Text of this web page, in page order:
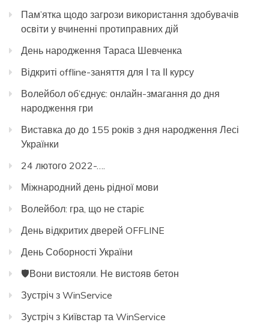
Пам’ятка щодо загрози використання здобувачів
освіти у вчиненні протиправних дій
День народження Тараса Шевченка
Відкриті offline-заняття для І та ІІ курсу
Волейбол об’єднує: онлайн-змагання до дня
народження гри
Виставка до до 155 років з дня народження Лесі
Українки
24 лютого 2022-….
Міжнародний день рідної мови
Волейбол: гра, що не старіє
День відкритих дверей OFFLINE
День Соборності України
🛡️Вони вистояли. Не вистояв бетон
Зустріч з WinService
Зустріч з Kиївстар та WinService